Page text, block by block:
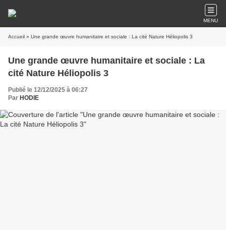
MENU
Accueil » Une grande œuvre humanitaire et sociale : La cité Nature Héliopolis 3
Une grande œuvre humanitaire et sociale : La
cité Nature Héliopolis 3
Publié le 12/12/2025 à 06:27
Par HODIE